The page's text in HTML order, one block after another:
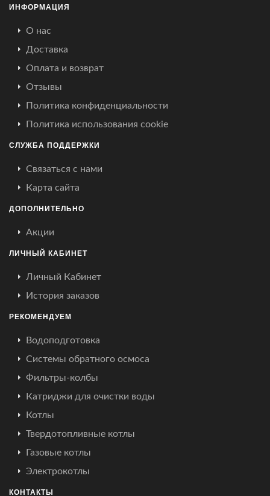
ИНФОРМАЦИЯ
О нас
Доставка
Оплата и возврат
Отзывы
Политика конфиденциальности
Политика использования cookie
СЛУЖБА ПОДДЕРЖКИ
Связаться с нами
Карта сайта
ДОПОЛНИТЕЛЬНО
Акции
ЛИЧНЫЙ КАБИНЕТ
Личный Кабинет
История заказов
РЕКОМЕНДУЕМ
Водоподготовка
Системы обратного осмоса
Фильтры-колбы
Катриджи для очистки воды
Котлы
Твердотопливные котлы
Газовые котлы
Электрокотлы
КОНТАКТЫ